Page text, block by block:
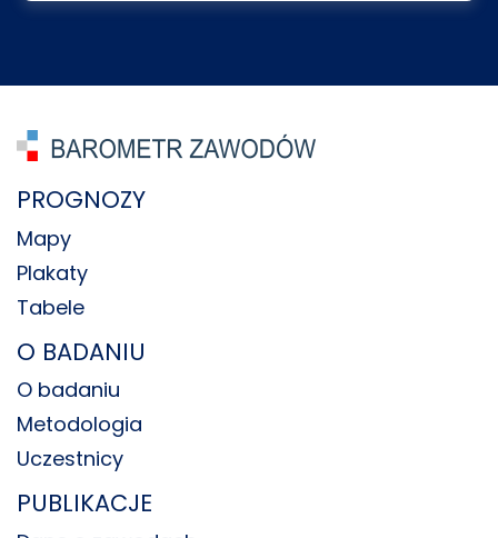
PROGNOZY
Mapy
Plakaty
Tabele
O BADANIU
O badaniu
Metodologia
Uczestnicy
PUBLIKACJE